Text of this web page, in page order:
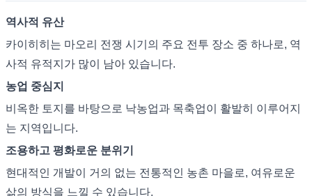
역사적 유산
카이히히는 마오리 전쟁 시기의 주요 전투 장소 중 하나로, 역
사적 유적지가 많이 남아 있습니다.
농업 중심지
비옥한 토지를 바탕으로 낙농업과 목축업이 활발히 이루어지
는 지역입니다.
조용하고 평화로운 분위기
현대적인 개발이 거의 없는 전통적인 농촌 마을로, 여유로운
삶의 방식을 느낄 수 있습니다.